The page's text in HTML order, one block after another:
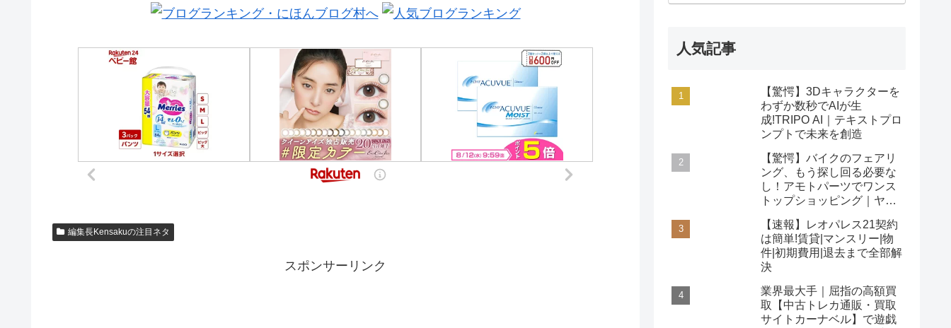
編集長Kensakuの注目ネタ
スポンサーリンク
人気記事
【驚愕】3Dキャラクターを
わずか数秒でAIが生
成!TRIPO AI｜テキストプロ
ンプトで未来を創造
【驚愕】バイクのフェアリ
ング、もう探し回る必要な
し！アモトパーツでワンス
トップショッピング｜ヤマ
【速報】レオパレス21契約
は簡単!賃貸|マンスリー|物
件|初期費用|退去まで全部解
決
業界最大手｜屈指の高額買
取【中古トレカ通販・買取
サイトカーナベル】で遊戯